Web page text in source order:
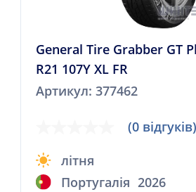
General Tire Grabber GT
R21 107Y XL FR
Артикул: 377462
(0 відгуків)
літня
Португалія 2026